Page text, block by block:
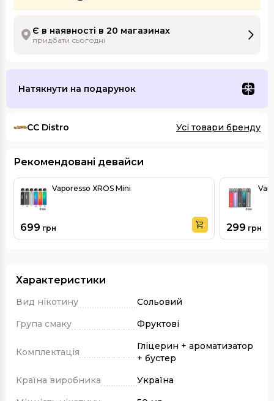
Є в наявності в 20 магазинах
придбати сьогодні
Натякнути на подарунок
CC Distro Усі товари бренду
Рекомендовані девайси
Vaporesso XROS Mini
699 грн 299 грн
Характеристики
Вид нікотину
Сольовий
Група смаку
Фруктові
Комплектація
Гліцерин + ароматизатор
+ бустер
Країна виробника
Україна